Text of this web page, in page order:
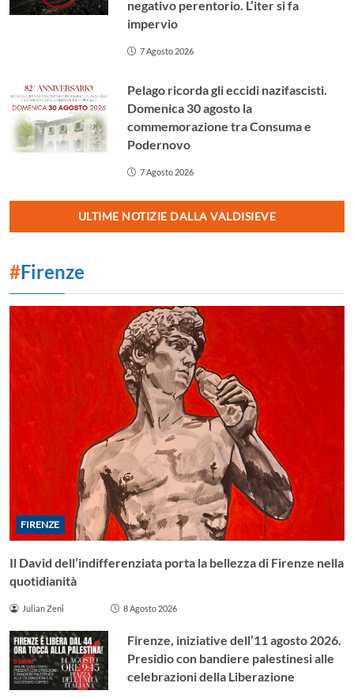
negativo perentorio. L’iter si fa
impervio
7 Agosto 2026
Pelago ricorda gli eccidi nazifascisti.
Domenica 30 agosto la
commemorazione tra Consuma e
Podernovo
7 Agosto 2026
ULTIME NOTIZIE DALLA VALDISIEVE
#Firenze
FIRENZE
Il David dell’indifferenziata porta la bellezza di Firenze nella
quotidianità
Julian Zeni 8 Agosto 2026
Firenze, iniziative dell’11 agosto 2026.
Presidio con bandiere palestinesi alle
celebrazioni della Liberazione